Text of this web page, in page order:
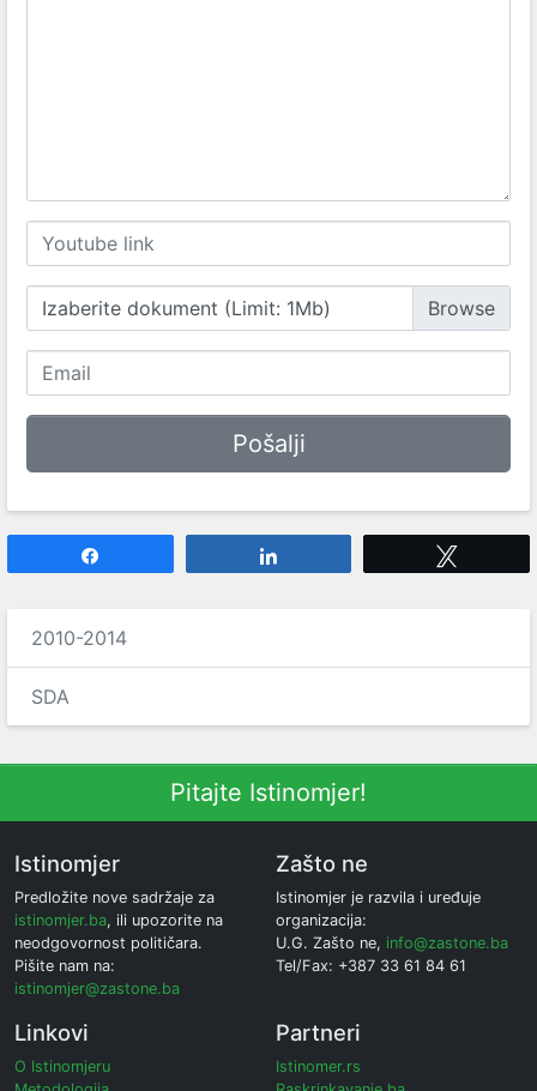
Izaberite dokument (Limit: 1Mb)
2010-2014
SDA
Pitajte Istinomjer!
Istinomjer
Predložite nove sadržaje za
istinomjer.ba, ili upozorite na
neodgovornost političara.
Pišite nam na:
istinomjer@zastone.ba
Zašto ne
Istinomjer je razvila i uređuje
organizacija:
U.G. Zašto ne, info@zastone.ba
Tel/Fax: +387 33 61 84 61
Linkovi
O Istinomjeru
Partneri
Istinomer.rs